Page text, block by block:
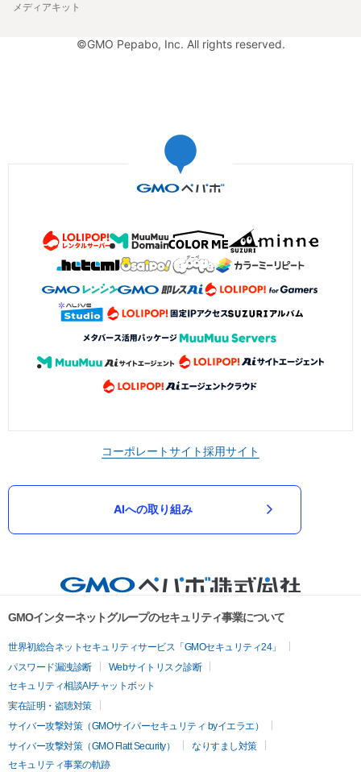
メディアキット
©GMO Pepabo, Inc. All rights reserved.
コーポレートサイト採用サイト
AIへの取り組み
GMOインターネットグループのセキュリティ事業について
世界初総合ネットセキュリティサービス「GMOセキュリティ24」
パスワード漏洩診断
Webサイトリスク診断
セキュリティ相談AIチャットボット
実在証明・盗聴対策
サイバー攻撃対策（GMOサイバーセキュリティ byイエラエ）
サイバー攻撃対策（GMO Flatt Security）
なりすまし対策
セキュリティ事業の軌跡